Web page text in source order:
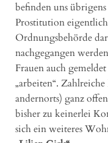
befinden uns
Prostitution
Ordnungsbehörde
nachgegangen
Frauen auch
„arbeiten“.
andernorts) ganz
bisher zu keinerlei
sich ein weiteres